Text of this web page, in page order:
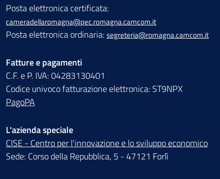
Posta elettronica certificata:
cameradellaromagna@pec.romagna.camcom.it
Posta elettronica ordinaria: segreteria@romagna.camcom.it
Fatture e pagamenti
C.F. e P. IVA: 04283130401
Codice univoco fatturazione elettronica: ST9NPX
PagoPA
L'azienda speciale
CISE - Centro per l'innovazione e lo sviluppo economico
Sede: Corso della Repubblica, 5 - 47121 Forlì